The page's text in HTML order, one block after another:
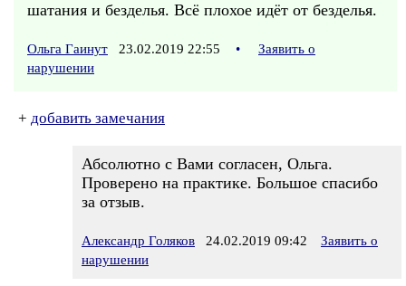
шатания и безделья. Всё плохое идёт от безделья.
Ольга Гаинут 23.02.2019 22:55 •
Заявить о
нарушении
+ добавить замечания
Абсолютно с Вами согласен, Ольга.
Проверено на практике. Большое спасибо
за отзыв.
Александр Голяков 24.02.2019 09:42
Заявить о
нарушении